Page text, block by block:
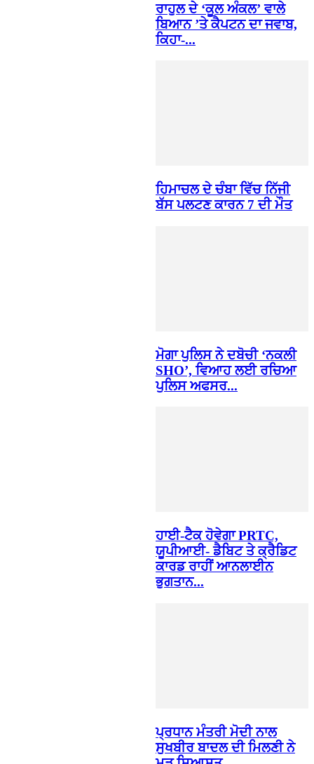
ਰਾਹੁਲ ਦੇ ‘ਕੂਲ ਅੰਕਲ’ ਵਾਲੇ
ਬਿਆਨ ’ਤੇ ਕੈਪਟਨ ਦਾ ਜਵਾਬ,
ਕਿਹਾ-...
ਹਿਮਾਚਲ ਦੇ ਚੰਬਾ ਵਿੱਚ ਨਿੱਜੀ
ਬੱਸ ਪਲਟਣ ਕਾਰਨ 7 ਦੀ ਮੌਤ
ਮੋਗਾ ਪੁਲਿਸ ਨੇ ਦਬੋਚੀ ‘ਨਕਲੀ
SHO’, ਵਿਆਹ ਲਈ ਰਚਿਆ
ਪੁਲਿਸ ਅਫਸਰ...
ਹਾਈ-ਟੈਕ ਹੋਵੇਗਾ PRTC,
ਯੂਪੀਆਈ- ਡੈਬਿਟ ਤੇ ਕ੍ਰੈਡਿਟ
ਕਾਰਡ ਰਾਹੀਂ ਆਨਲਾਈਨ
ਭੁਗਤਾਨ...
ਪ੍ਰਧਾਨ ਮੰਤਰੀ ਮੋਦੀ ਨਾਲ
ਸੁਖਬੀਰ ਬਾਦਲ ਦੀ ਮਿਲਣੀ ਨੇ